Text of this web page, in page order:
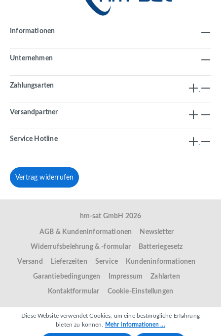
Informationen
Unternehmen
Zahlungsarten
Versandpartner
Service Hotline
Vertrag widerrufen
hm-sat GmbH 2026
AGB & Kundeninformationen Newsletter
Widerrufsbelehrung & -formular Batteriegesetz
Versand Lieferzeiten Service Kundeninformationen
Garantiebedingungen Impressum Zahlarten
Kontaktformular Cookie-Einstellungen
Diese Website verwendet Cookies, um eine bestmögliche Erfahrung
bieten zu können.
Mehr Informationen ...